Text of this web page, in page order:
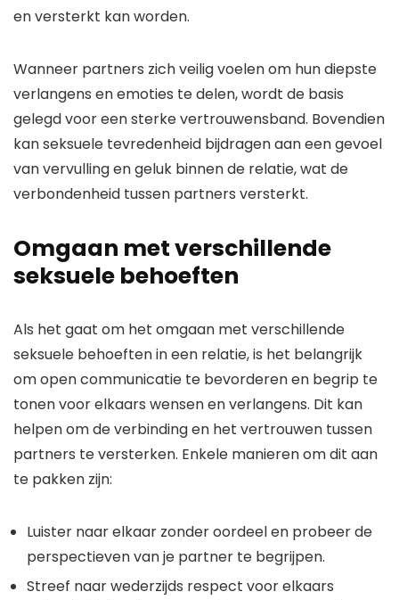
en versterkt kan worden.
Wanneer partners zich veilig voelen om hun diepste
verlangens en emoties te delen, wordt de basis
gelegd voor een sterke vertrouwensband. Bovendien
kan seksuele tevredenheid bijdragen aan een gevoel
van vervulling en geluk binnen de relatie, wat de
verbondenheid tussen partners versterkt.
Omgaan met verschillende
seksuele behoeften
Als het gaat om het omgaan met verschillende
seksuele behoeften in een relatie, is het belangrijk
om open communicatie te bevorderen en begrip te
tonen voor elkaars wensen en verlangens. Dit kan
helpen om de verbinding en het vertrouwen tussen
partners te versterken. Enkele manieren om dit aan
te pakken zijn:
Luister naar elkaar zonder oordeel en probeer de
perspectieven van je partner te begrijpen.
Streef naar wederzijds respect voor elkaars